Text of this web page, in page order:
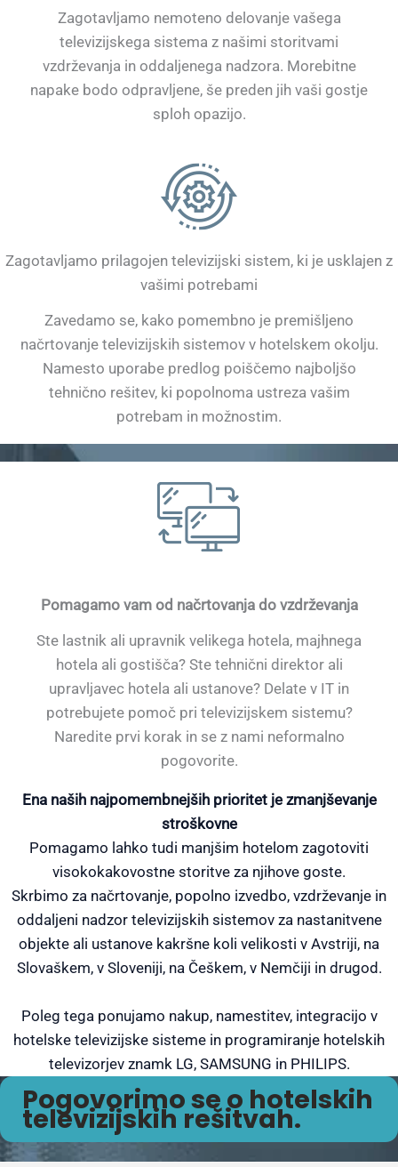
Zagotavljamo nemoteno delovanje vašega
televizijskega sistema z našimi storitvami
vzdrževanja in oddaljenega nadzora. Morebitne
napake bodo odpravljene, še preden jih vaši gostje
sploh opazijo.
Zagotavljamo prilagojen televizijski sistem, ki je usklajen z
vašimi potrebami
Zavedamo se, kako pomembno je premišljeno
načrtovanje televizijskih sistemov v hotelskem okolju.
Namesto uporabe predlog poiščemo najboljšo
tehnično rešitev, ki popolnoma ustreza vašim
potrebam in možnostim.
Pomagamo vam od načrtovanja do vzdrževanja
Ste lastnik ali upravnik velikega hotela, majhnega
hotela ali gostišča? Ste tehnični direktor ali
upravljavec hotela ali ustanove? Delate v IT in
potrebujete pomoč pri televizijskem sistemu?
Naredite prvi korak in se z nami neformalno
pogovorite.
Ena naših najpomembnejših prioritet je zmanjševanje
stroškovne
Pomagamo lahko tudi manjšim hotelom zagotoviti
visokokakovostne storitve za njihove goste.
Skrbimo za načrtovanje, popolno izvedbo, vzdrževanje in
oddaljeni nadzor televizijskih sistemov za nastanitvene
objekte ali ustanove kakršne koli velikosti v Avstriji, na
Slovaškem, v Sloveniji, na Češkem, v Nemčiji in drugod.
Poleg tega ponujamo nakup, namestitev, integracijo v
hotelske televizijske sisteme in programiranje hotelskih
televizorjev znamk LG, SAMSUNG in PHILIPS.
Pogovorimo se o hotelskih
televizijskih rešitvah.